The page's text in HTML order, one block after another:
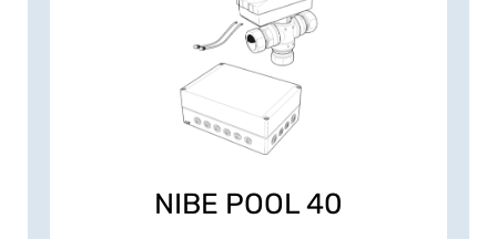
NIBE POOL 40